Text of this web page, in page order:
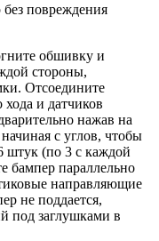
обшивку и
стороны,
Отсоедините
и датчиков
нажав на
с углов, чтобы
штук (по 3 с каждой
бампер параллельно
направляющие
не поддается,
под заглушками в